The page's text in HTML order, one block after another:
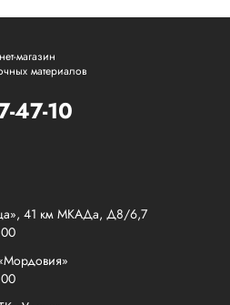
магазин
материалов
47-10
41 км МКАДа, Д8/6,7